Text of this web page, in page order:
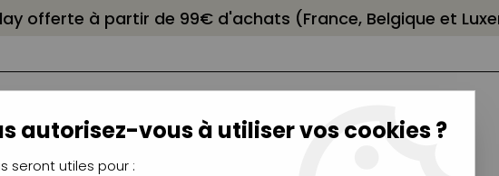
offerte à partir de 99€ d'achats (France, Belgique et
autorisez-vous à utiliser vos cookies ?
seront utiles pour :